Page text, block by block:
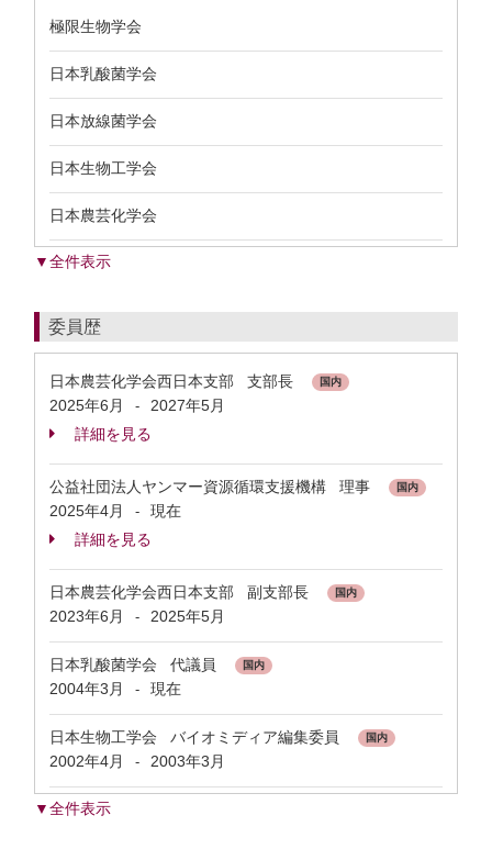
極限生物学会
日本乳酸菌学会
日本放線菌学会
日本生物工学会
日本農芸化学会
▼全件表示
委員歴
日本農芸化学会西日本支部 支部長 国内
2025年6月 -
2027年5月
詳細を見る
公益社団法人ヤンマー資源循環支援機構 理事 国内
2025年4月 -
現在
詳細を見る
日本農芸化学会西日本支部 副支部長 国内
2023年6月 - 2025年5月
日本乳酸菌学会 代議員 国内
2004年3月 - 現在
日本生物工学会 バイオミディア編集委員 国内
2002年4月 - 2003年3月
▼全件表示